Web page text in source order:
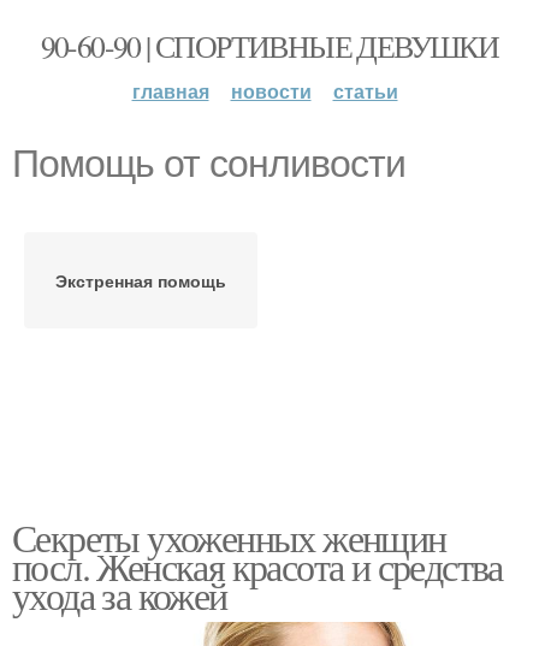
90-60-90 | СПОРТИВНЫЕ ДЕВУШКИ
главная новости статьи
Помощь от сонливости
Экстренная помощь
Секреты ухоженных женщин
посл. Женская красота и средства
ухода за кожей